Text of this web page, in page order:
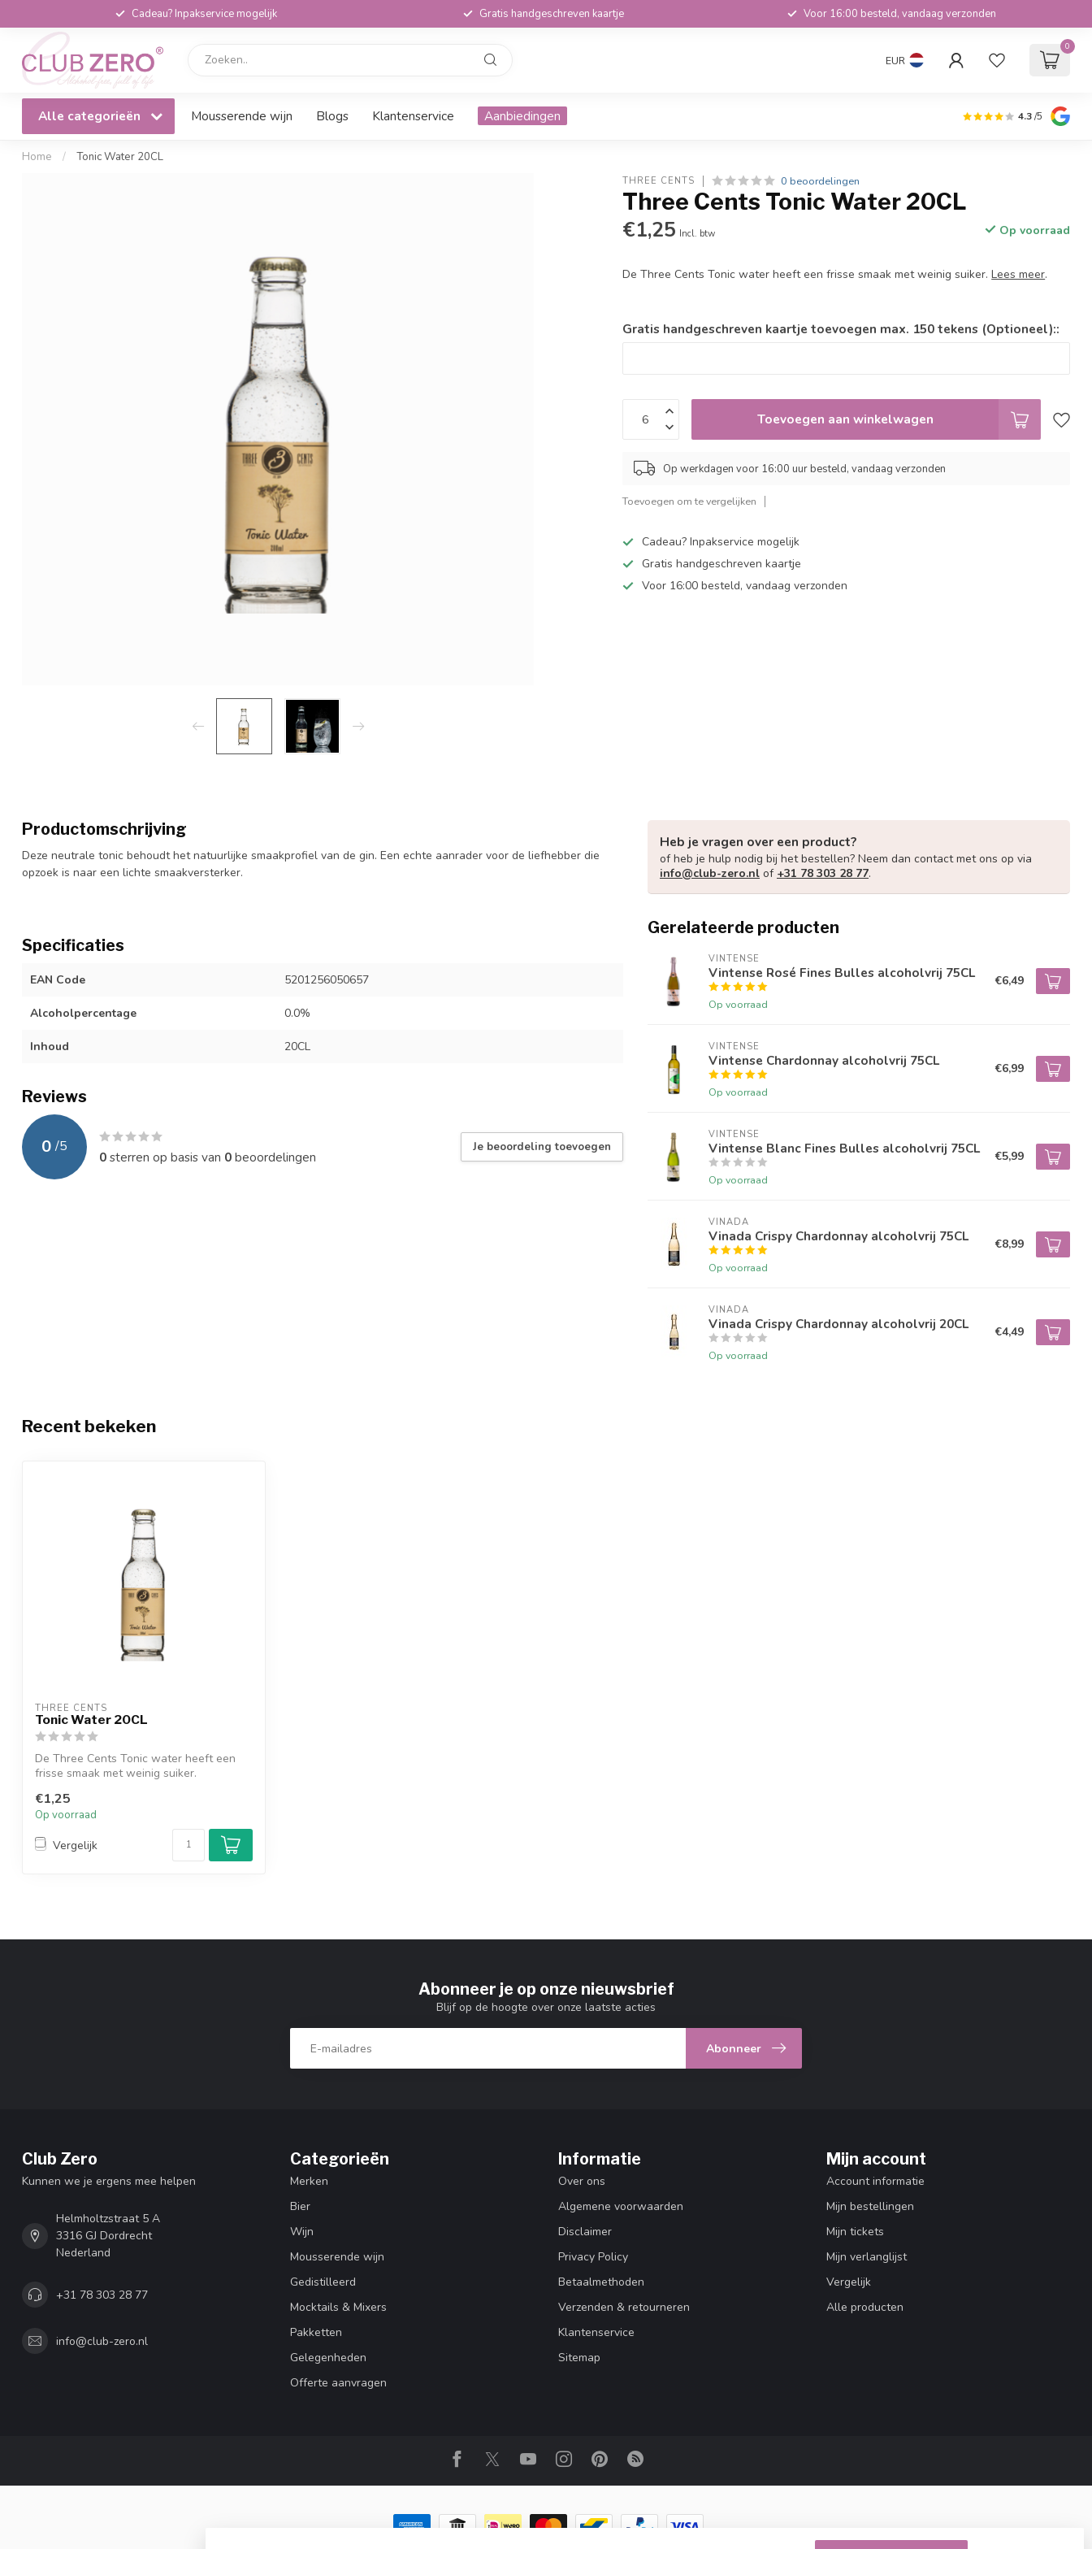
Cadeau? Inpakservice mogelijk Gratis handgeschreven kaartje Voor 16:00 besteld, vandaag verzonden
EUR
0
Alle categorieën Mousserende wijn Blogs Klantenservice Aanbiedingen 4.3/5
Home / Tonic Water 20CL
THREE CENTS 0 beoordelingen
Three Cents Tonic Water 20CL
€1,25 Incl. btw Op voorraad
De Three Cents Tonic water heeft een frisse smaak met weinig suiker.Lees meer.
Gratis handgeschreven kaartje toevoegen max. 150 tekens (Optioneel)::
Toevoegen aan winkelwagen
Op werkdagen voor 16:00 uur besteld, vandaag verzonden
Toevoegen om te vergelijken
Cadeau? Inpakservice mogelijk
Gratis handgeschreven kaartje
Voor 16:00 besteld, vandaag verzonden
Productomschrijving
Deze neutrale tonic behoudt het natuurlijke smaakprofiel van de gin. Een echte aanrader voor de liefhebber die
opzoek is naar een lichte smaakversterker.
Specificaties
EAN Code 5201256050657
Alcoholpercentage 0.0%
Inhoud 20CL
Reviews
0 /5
0sterren op basis van 0beoordelingen
Je beoordeling toevoegen
Heb je vragen over een product?
of heb je hulp nodig bij het bestellen? Neem dan contact met ons op via
info@club-zero.nl of +31 78 303 28 77.
Gerelateerde producten
VINTENSE
Vintense Rosé Fines Bulles alcoholvrij 75CL
Op voorraad
€6,49
VINTENSE
Vintense Chardonnay alcoholvrij 75CL
Op voorraad
€6,99
VINTENSE
Vintense Blanc Fines Bulles alcoholvrij 75CL
Op voorraad
€5,99
VINADA
Vinada Crispy Chardonnay alcoholvrij 75CL
Op voorraad
€8,99
VINADA
Vinada Crispy Chardonnay alcoholvrij 20CL
Op voorraad
€4,49
Recent bekeken
THREE CENTS
Tonic Water 20CL
De Three Cents Tonic water heeft een
frisse smaak met weinig suiker.
€1,25
Op voorraad
Vergelijk
Abonneer je op onze nieuwsbrief
Blijf op de hoogte over onze laatste acties
Abonneer
Club Zero
Kunnen we je ergens mee helpen
Helmholtzstraat 5 A
3316 GJ Dordrecht
Nederland
+31 78 303 28 77
info@club-zero.nl
Categorieën
Merken
Bier
Wijn
Mousserende wijn
Gedistilleerd
Mocktails & Mixers
Pakketten
Gelegenheden
Offerte aanvragen
Informatie
Over ons
Algemene voorwaarden
Disclaimer
Privacy Policy
Betaalmethoden
Verzenden & retourneren
Klantenservice
Sitemap
Mijn account
Account informatie
Mijn bestellingen
Mijn tickets
Mijn verlanglijst
Vergelijk
Alle producten